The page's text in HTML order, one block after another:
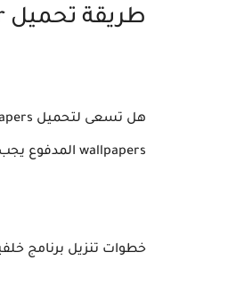
طريقة تحميل video live wallpaper maker المهكر
wallpapers المدفوع يجب عليك ان تقوم بإتباع خطوات التحميل خطوة بخطوة:
خطوات تنزيل برنامج